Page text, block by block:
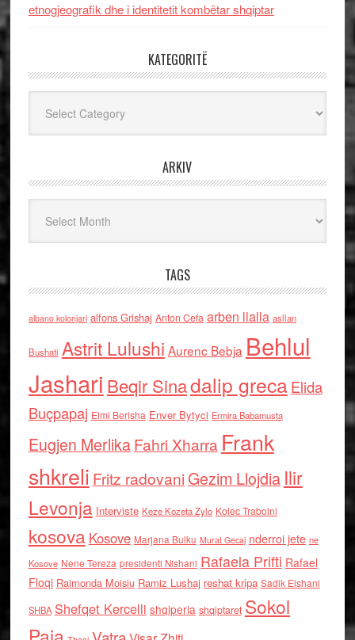
etnogjeografik dhe i identitetit kombëtar shqiptar
KATEGORITË
ARKIV
TAGS
albano kolonjari alfons Grishaj Anton Cefa arben llalla asllan
Bushati Astrit Lulushi Aurenc Bebja Behlul
Jashari Beqir Sinadalip grecaElida
Buçpapaj Elmi Berisha Enver Bytyci Ermira Babamusta
Eugjen MerlikaFahri Xharra Frank
shkreli Fritz radovaniGezim Llojdia Ilir
Levonja Interviste Keze Kozeta Zylo Kolec Traboini
kosova Kosove Marjana Bulku Murat Gecaj nderroi jete ne
Kosove Nene Tereza presidenti Nishani Rafaela Prifti Rafael
Floqi Raimonda Moisiu Ramiz Lushaj reshat kripa Sadik Elshani
SHBA Shefqet Kercelli shqiperia shqiptaret Sokol